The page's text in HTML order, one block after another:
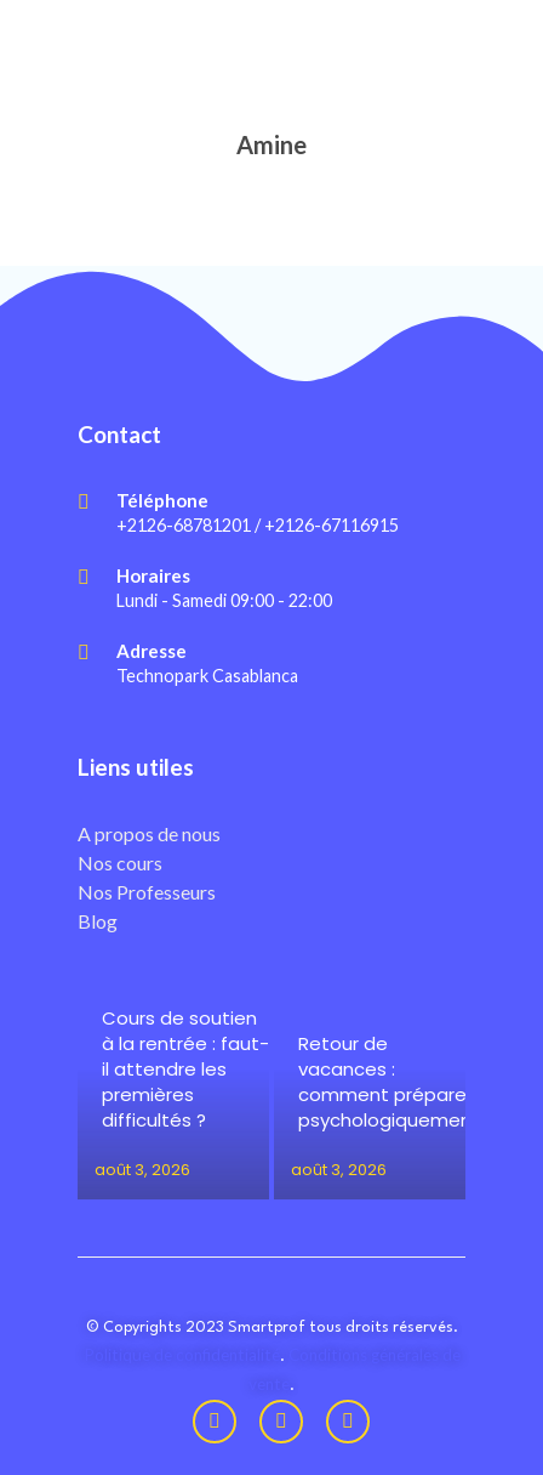
Amine
Contact
Téléphone
+2126-68781201 / +2126-67116915
Horaires
Lundi - Samedi 09:00 - 22:00
Adresse
Technopark Casablanca
Liens utiles
A propos de nous
Nos cours
Nos Professeurs
Blog
Cours de soutien
à la rentrée : faut-
il attendre les
premières
difficultés ?
août 3, 2026
Retour de
vacances :
comment préparer
psychologiquement
août 3, 2026
© Copyrights 2023 Smartprof tous droits réservés.
.
.